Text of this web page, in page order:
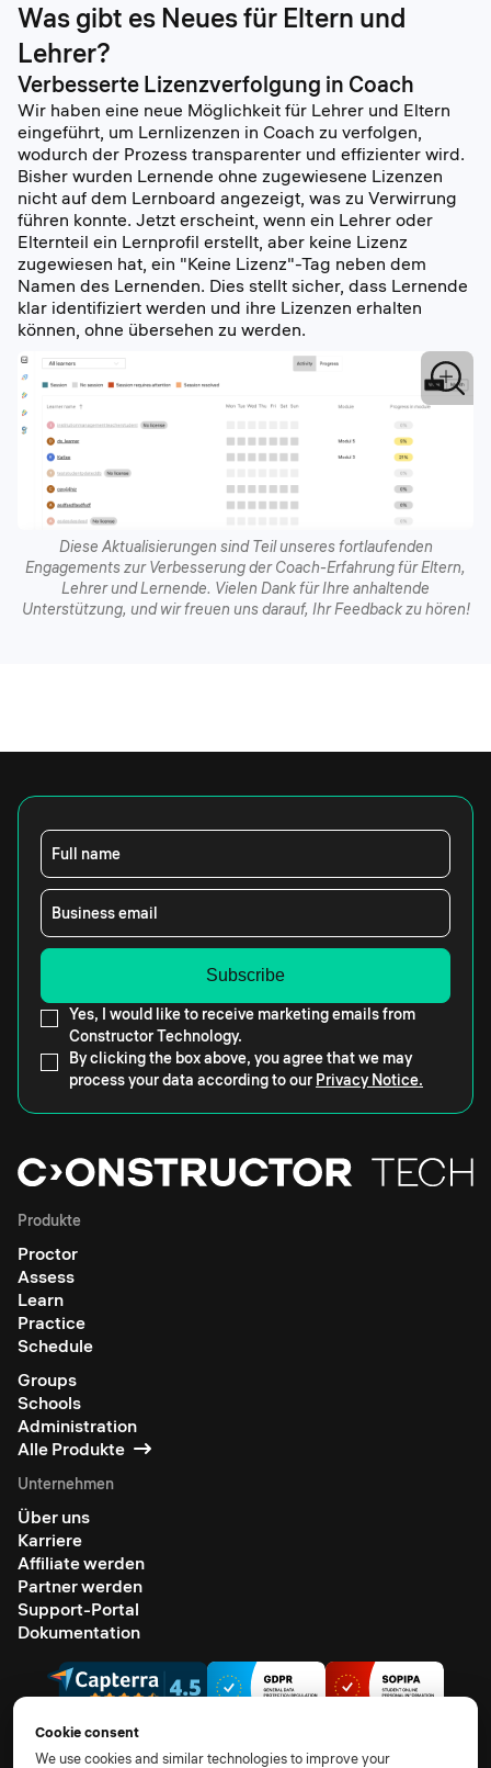
Was gibt es Neues für Eltern und
Lehrer?
Verbesserte Lizenzverfolgung in Coach
Wir haben eine neue Möglichkeit für Lehrer und Eltern
eingeführt, um Lernlizenzen in Coach zu verfolgen,
wodurch der Prozess transparenter und effizienter wird.
Bisher wurden Lernende ohne zugewiesene Lizenzen
nicht auf dem Lernboard angezeigt, was zu Verwirrung
führen konnte. Jetzt erscheint, wenn ein Lehrer oder
Elternteil ein Lernprofil erstellt, aber keine Lizenz
zugewiesen hat, ein "Keine Lizenz"-Tag neben dem
Namen des Lernenden. Dies stellt sicher, dass Lernende
klar identifiziert werden und ihre Lizenzen erhalten
können, ohne übersehen zu werden.
Diese Aktualisierungen sind Teil unseres fortlaufenden
Engagements zur Verbesserung der Coach-Erfahrung für Eltern,
Lehrer und Lernende. Vielen Dank für Ihre anhaltende
Unterstützung, und wir freuen uns darauf, Ihr Feedback zu hören!
Full name
Business email
Yes, I would like to receive marketing emails from
Constructor Technology.
By clicking the box above, you agree that we may
process your data according to our Privacy Notice.
Produkte
Proctor
Assess
Learn
Practice
Schedule
Groups
Schools
Administration
Alle Produkte
Unternehmen
Über uns
Karriere
Affiliate werden
Partner werden
Support-Portal
Dokumentation
Cookie consent
We use cookies and similar technologies to improve your